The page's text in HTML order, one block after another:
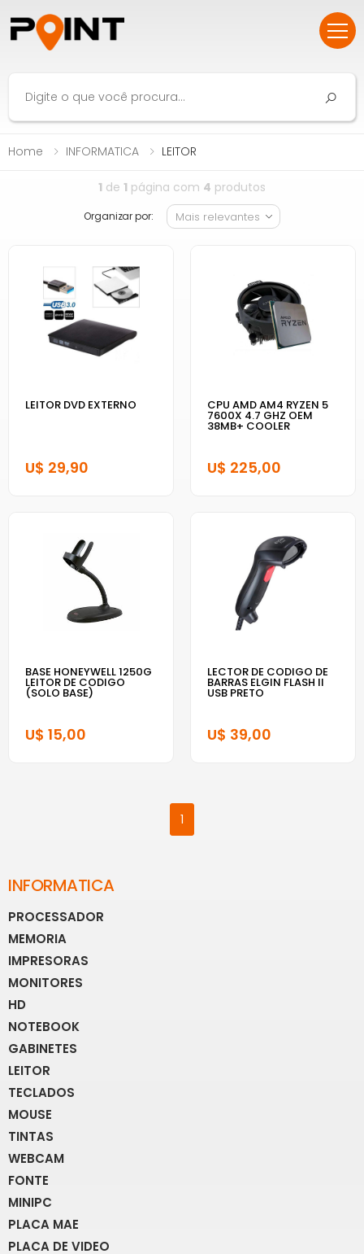
Home INFORMATICA LEITOR
1 de 1 página com 4 produtos
Organizar por:
LEITOR DVD EXTERNO
U$ 29,90
CPU AMD AM4 RYZEN 5
7600X 4.7 GHZ OEM
38MB+ COOLER
U$ 225,00
BASE HONEYWELL 1250G
LEITOR DE CODIGO
(SOLO BASE)
U$ 15,00
LECTOR DE CODIGO DE
BARRAS ELGIN FLASH II
USB PRETO
U$ 39,00
1
INFORMATICA
PROCESSADOR
MEMORIA
IMPRESORAS
MONITORES
HD
NOTEBOOK
GABINETES
LEITOR
TECLADOS
MOUSE
TINTAS
WEBCAM
FONTE
MINIPC
PLACA MAE
PLACA DE VIDEO